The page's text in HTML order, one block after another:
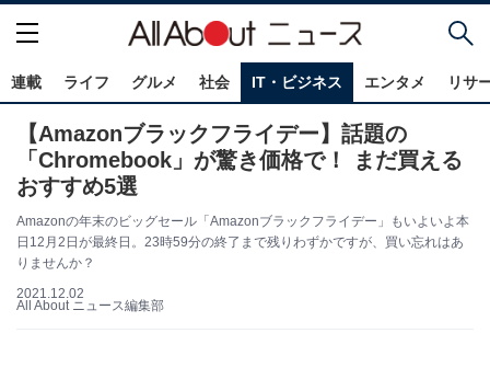
連載 ライフ グルメ 社会 IT・ビジネス エンタメ リサ
【Amazonブラックフライデー】話題の
「Chromebook」が驚き価格で！ まだ買える
おすすめ5選
Amazonの年末のビッグセール「Amazonブラックフライデー」もいよいよ本
日12月2日が最終日。23時59分の終了まで残りわずかですが、買い忘れはあ
りませんか？
2021.12.02
All About ニュース編集部